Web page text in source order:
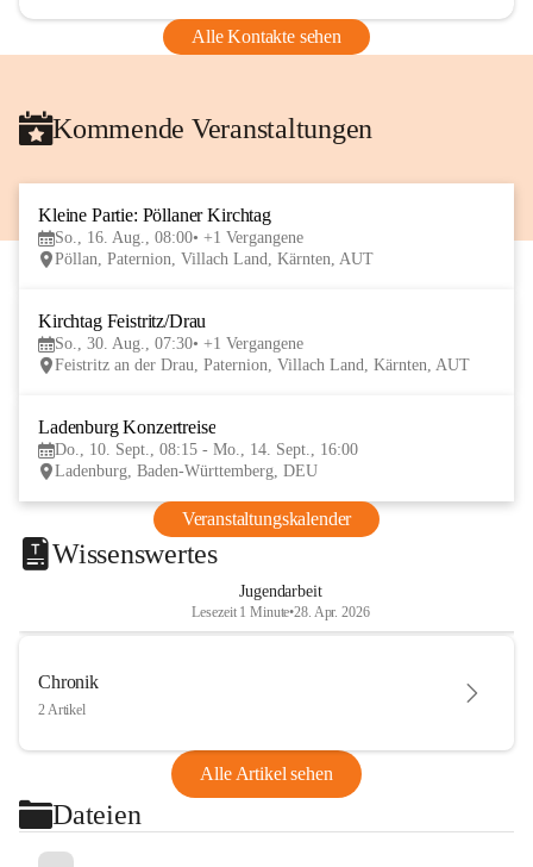
Alle Kontakte sehen
Kommende Veranstaltungen
Kleine Partie: Pöllaner Kirchtag
So., 16. Aug., 08:00 +1 Vergangene
Pöllan, Paternion, Villach Land, Kärnten, AUT
Kirchtag Feistritz/Drau
So., 30. Aug., 07:30 +1 Vergangene
Feistritz an der Drau, Paternion, Villach Land, Kärnten, AUT
Ladenburg Konzertreise
Do., 10. Sept., 08:15 - Mo., 14. Sept., 16:00
Ladenburg, Baden-Württemberg, DEU
Veranstaltungskalender
Wissenswertes
Jugendarbeit
Lesezeit 1 Minute•28. Apr. 2026
Chronik
2 Artikel
Alle Artikel sehen
Dateien